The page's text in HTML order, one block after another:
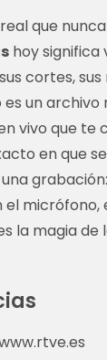
real que
hoy significa
cortes, sus
es un
vivo que te
en que
el micrófono,
la magia de